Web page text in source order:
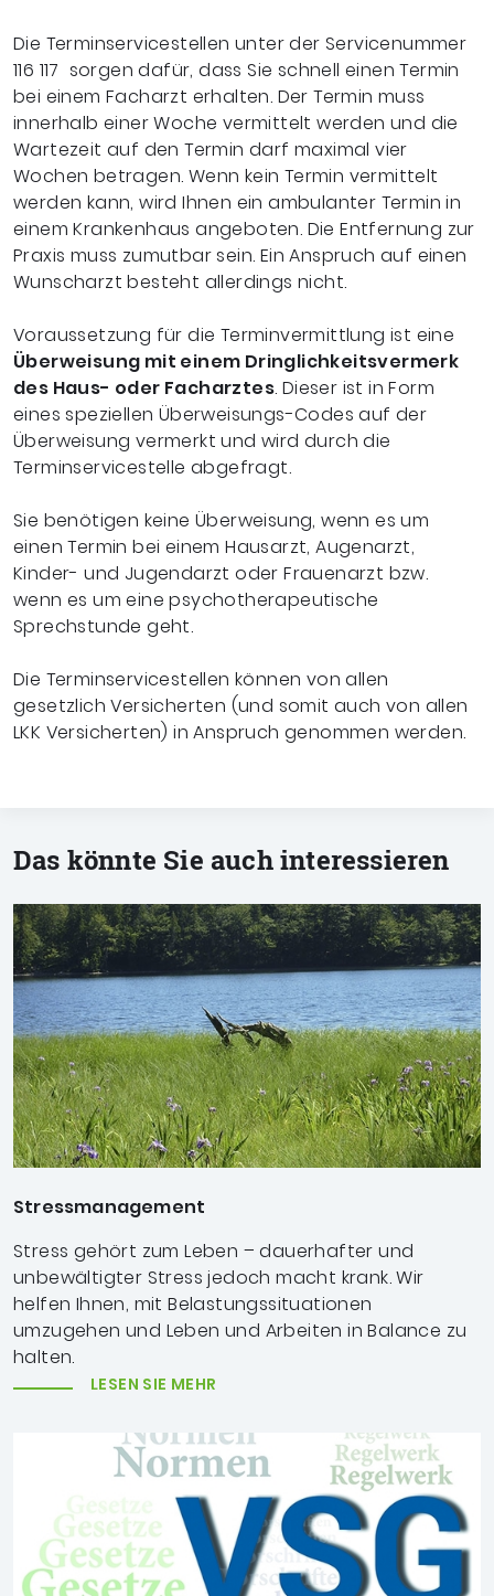
Die Terminservicestellen unter der Servicenummer
116 117 sorgen dafür, dass Sie schnell einen Termin
bei einem Facharzt erhalten. Der Termin muss
innerhalb einer Woche vermittelt werden und die
Wartezeit auf den Termin darf maximal vier
Wochen betragen. Wenn kein Termin vermittelt
werden kann, wird Ihnen ein ambulanter Termin in
einem Krankenhaus angeboten. Die Entfernung zur
Praxis muss zumutbar sein. Ein Anspruch auf einen
Wunscharzt besteht allerdings nicht.
Voraussetzung für die Terminvermittlung ist eine
Überweisung mit einem Dringlichkeitsvermerk
des Haus- oder Facharztes. Dieser ist in Form
eines speziellen Überweisungs-Codes auf der
Überweisung vermerkt und wird durch die
Terminservicestelle abgefragt.
Sie benötigen keine Überweisung, wenn es um
einen Termin bei einem Hausarzt, Augenarzt,
Kinder- und Jugendarzt oder Frauenarzt bzw.
wenn es um eine psychotherapeutische
Sprechstunde geht.
Die Terminservicestellen können von allen
gesetzlich Versicherten (und somit auch von allen
LKK Versicherten) in Anspruch genommen werden.
Das könnte Sie auch interessieren
Stressmanagement
Stress gehört zum Leben – dauerhafter und
unbewältigter Stress jedoch macht krank.Wir
helfen Ihnen, mit Belastungssituationen
umzugehen und Leben und Arbeiten in Balance zu
halten.
LESEN SIE MEHR